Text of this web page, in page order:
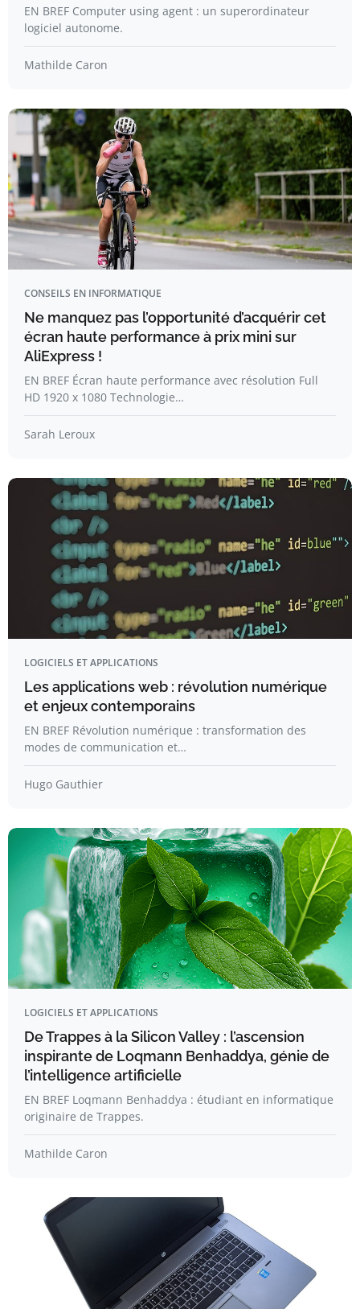
EN BREF Computer using agent : un superordinateur
logiciel autonome.
Mathilde Caron
CONSEILS EN INFORMATIQUE
Ne manquez pas l’opportunité d’acquérir cet
écran haute performance à prix mini sur
AliExpress !
EN BREF Écran haute performance avec résolution Full
HD 1920 x 1080 Technologie…
Sarah Leroux
LOGICIELS ET APPLICATIONS
Les applications web : révolution numérique
et enjeux contemporains
EN BREF Révolution numérique : transformation des
modes de communication et…
Hugo Gauthier
LOGICIELS ET APPLICATIONS
De Trappes à la Silicon Valley : l’ascension
inspirante de Loqmann Benhaddya, génie de
l’intelligence artificielle
EN BREF Loqmann Benhaddya : étudiant en informatique
originaire de Trappes.
Mathilde Caron